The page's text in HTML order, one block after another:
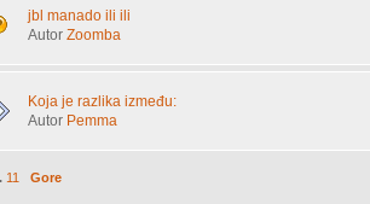
jbl manado ili ili
AutorZoomba
Koja je razlika između:
Autor Pemma
11 Gore